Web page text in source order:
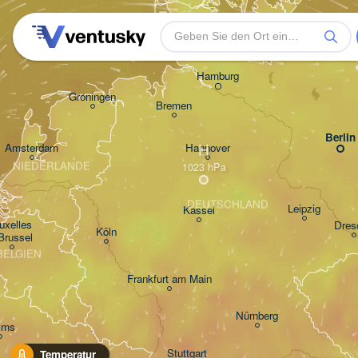
Temperatur
Hamburg
Köln
Amsterdam
Frankfurt am Main
Bremen
Hannover
Nürnberg
Kassel
Groningen
DEUTSCHLAND
NIEDERLANDE
Stuttgart
Berlin
Leipzig
Rostock
H